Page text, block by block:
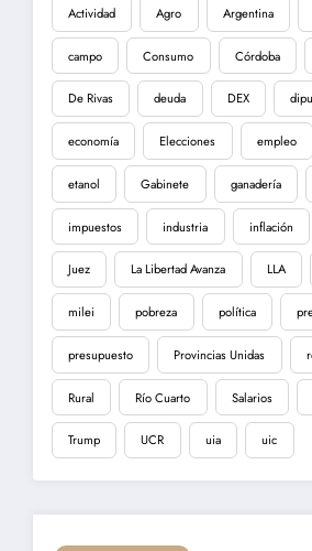
Actividad Agro Argentina
campo Consumo Córdoba
De Rivas deuda DEX
economía Elecciones empleo
etanol Gabinete ganadería
impuestos industria inflación
Juez La Libertad Avanza LLA
milei pobreza política
presupuesto Provincias Unidas
Rural Río Cuarto Salarios
Trump UCR uia uic